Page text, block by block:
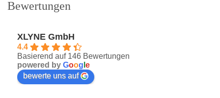
Bewertungen
XLYNE GmbH
4.4
Basierend auf 146 Bewertungen
powered by Goog e
bewerte uns auf